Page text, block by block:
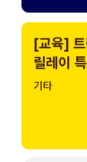
[교육]
릴레이
기타